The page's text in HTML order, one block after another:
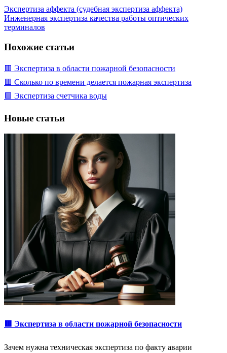
Экспертиза аффекта (судебная экспертиза аффекта)
Инженерная экспертиза качества работы оптических
терминалов
Похожие статьи
🟥 Экспертиза в области пожарной безопасности
🟥 Сколько по времени делается пожарная экспертиза
🟩 Экспертиза счетчика воды
Новые статьи
🟥 Экспертиза в области пожарной безопасности
Зачем нужна техническая экспертиза по факту аварии